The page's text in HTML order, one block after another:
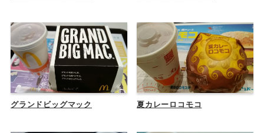
グランドビッグマック 夏カレーロコモコ